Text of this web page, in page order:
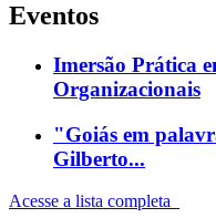
Eventos
Imersão Prática
Organizacionais
"Goiás em
Gilberto...
Acesse a lista completa